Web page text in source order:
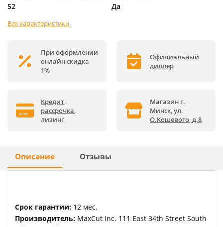
52 Да
Все характеристики
При оформлении
онлайн скидка
1%
Официальный
диллер
Кредит,
рассрочка,
лизинг
Магазин г.
Минск, ул.
О.Кошевого, д.8
Описание Отзывы
Срок гарантии: 12 мес.
Производитель: MaxCut Inc. 111 East 34th Street South